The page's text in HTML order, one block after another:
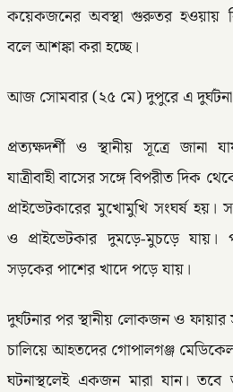
কয়েকজনের অবস্থা গুরুতর হওয়ায়
বলে আশঙ্কা করা হচ্ছে।
আজ সোমবার (২৫ মে) দুপুরে এ
প্রত্যক্ষদর্শী ও স্থানীয় সূত্রে
যাত্রীবাহী বাসের সঙ্গে বিপরীত দিক
প্রাইভেটকারের মুখোমুখি সংঘর্ষ হয়।
ও প্রাইভেটকার দুমড়ে-মুচড়ে যায়।
সড়কের পাশের খাদে পড়ে যায়।
দুর্ঘটনার পর স্থানীয় লোকজন ও ফায়ার
চালিয়ে আহতদের গোপালগঞ্জ
ঘটনাস্থলেই একজন মারা যান। তবে